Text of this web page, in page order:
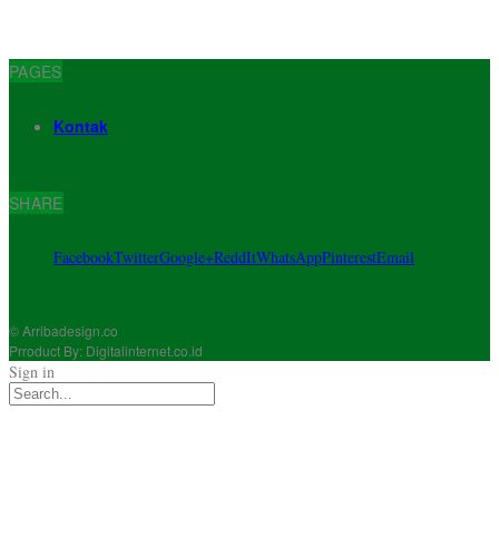
PAGES
Kontak
SHARE
FacebookTwitterGoogle+ReddItWhatsAppPinterestEmail
© Arribadesign.co
Prroduct By: Digitalinternet.co.id
Sign in